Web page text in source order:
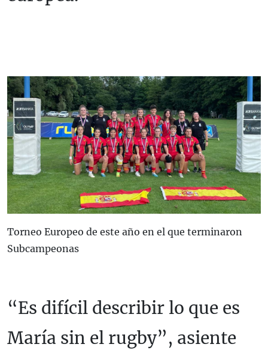
Torneo Europeo de este año en el que terminaron
Subcampeonas
“Es difícil describir lo que es
María sin el rugby”, asiente